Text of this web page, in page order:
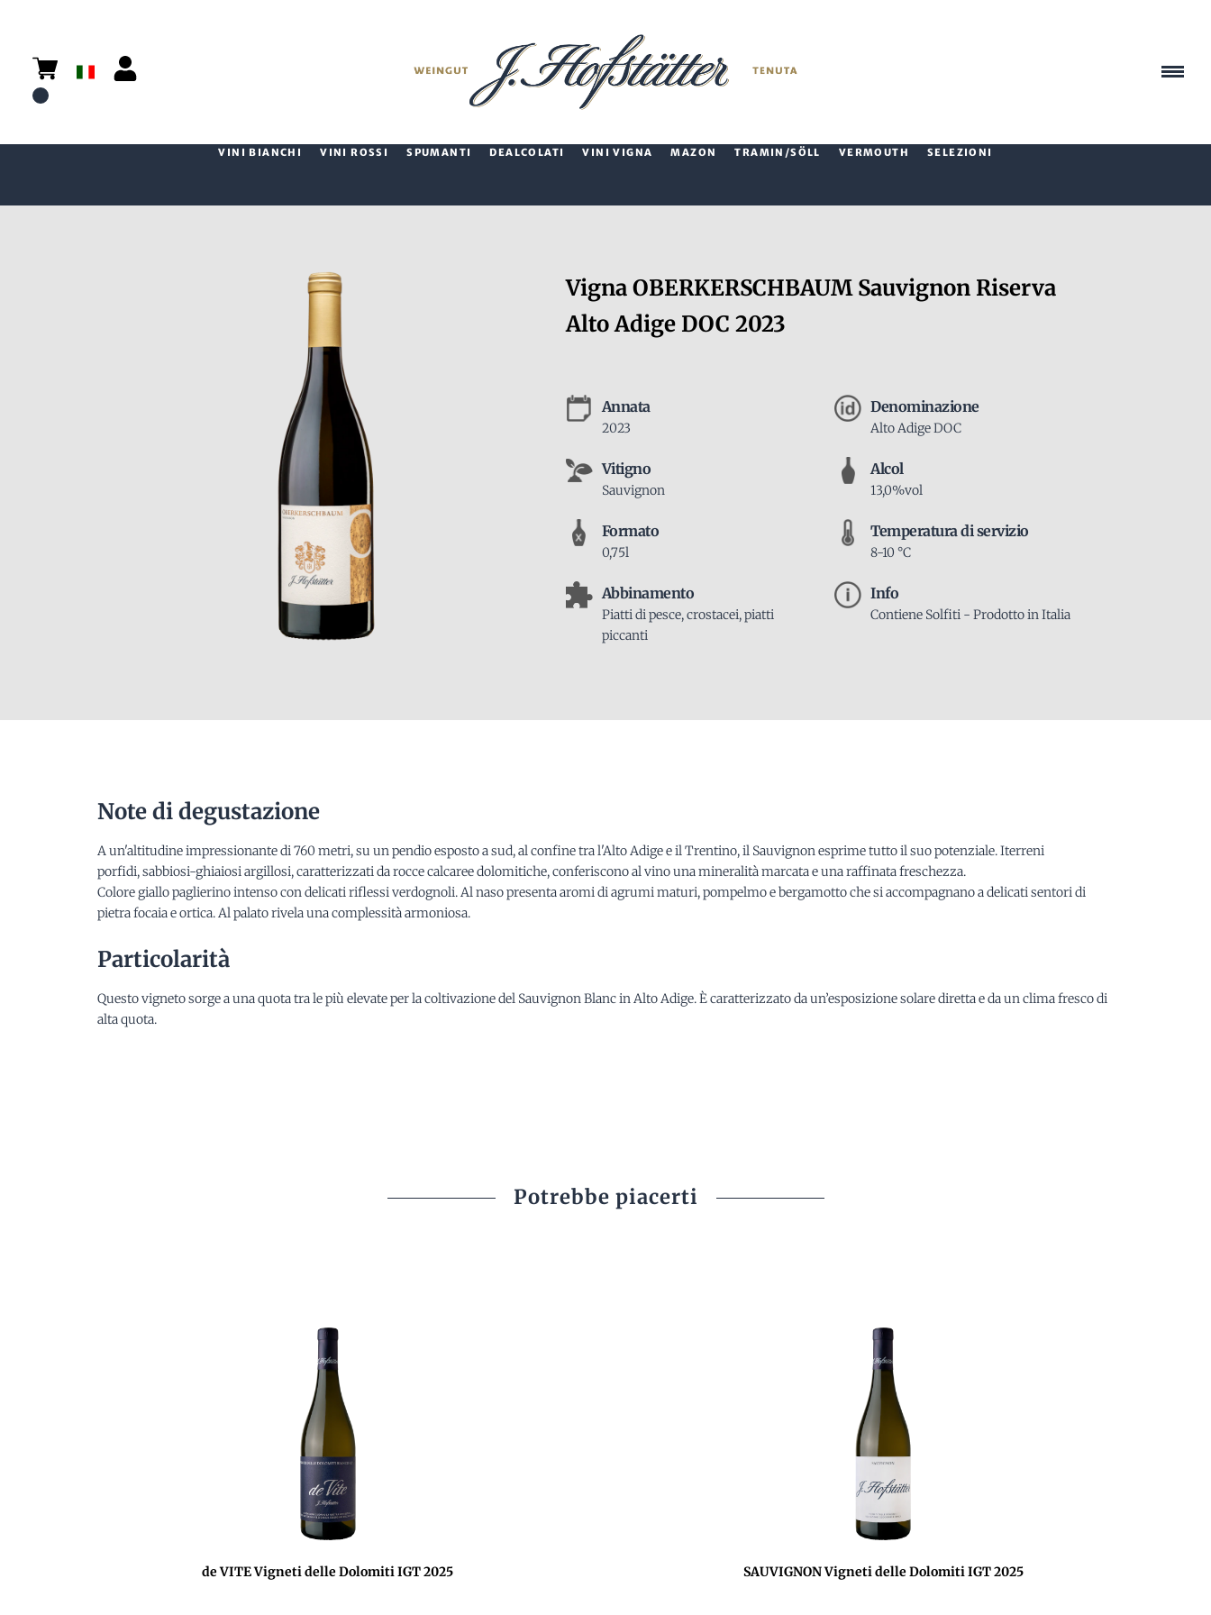
VINI BIANCHI VINI ROSSI SPUMANTI DEALCOLATI VINI VIGNA MAZON TRAMIN/SÖLL VERMOUTH SELEZIONI
Vigna OBERKERSCHBAUM Sauvignon Riserva
Alto Adige DOC 2023
Annata
2023
Denominazione
Alto Adige DOC
Vitigno
Sauvignon
Alcol
13,0%vol
Formato
0,75l
Temperatura di servizio
8-10 °C
Abbinamento
Piatti di pesce, crostacei, piatti
piccanti
Info
Contiene Solfiti - Prodotto in Italia
Note di degustazione
A un'altitudine impressionante di 760 metri, su un pendio esposto a sud, al confine tra l'Alto Adige e il Trentino, il Sauvignon esprime tutto il suo potenziale. Iterreni
porfidi, sabbiosi-ghiaiosi argillosi, caratterizzati da rocce calcaree dolomitiche, conferiscono al vino una mineralità marcata e una raffinata freschezza.
Colore giallo paglierino intenso con delicati riflessi verdognoli. Al naso presenta aromi di agrumi maturi, pompelmo e bergamotto che si accompagnano a delicati sentori di
pietra focaia e ortica. Al palato rivela una complessità armoniosa.
Particolarità
Questo vigneto sorge a una quota tra le più elevate per la coltivazione del Sauvignon Blanc in Alto Adige. È caratterizzato da un’esposizione solare diretta e da un clima fresco di
alta quota.
Potrebbe piacerti
de VITE Vigneti delle Dolomiti IGT 2025 SAUVIGNON Vigneti delle Dolomiti IGT 2025